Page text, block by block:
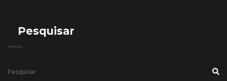
Pesquisar